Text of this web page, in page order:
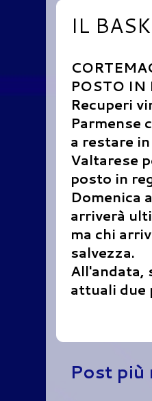
IL
POSTO IN
Recuperi
Parmense
a restare
Valtarese
posto in
Domenica
arriverà
ma chi
salvezza.
All'andata,
attuali due
Post più